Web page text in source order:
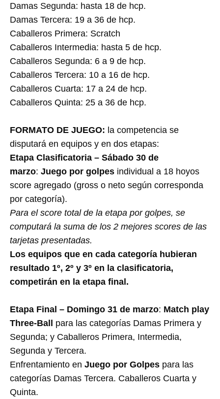
Damas Segunda: hasta 18 de hcp.
Damas Tercera: 19 a 36 de hcp.
Caballeros Primera: Scratch
Caballeros Intermedia: hasta 5 de hcp.
Caballeros Segunda: 6 a 9 de hcp.
Caballeros Tercera: 10 a 16 de hcp.
Caballeros Cuarta: 17 a 24 de hcp.
Caballeros Quinta: 25 a 36 de hcp.
FORMATO DE JUEGO: la competencia se
disputará en equipos y en dos etapas:
Etapa Clasificatoria – Sábado 30 de
marzo: Juego por golpes individual a 18 hoyos
score agregado (gross o neto según corresponda
por categoría).
Para el score total de la etapa por golpes, se
computará la suma de los 2 mejores scores de las
tarjetas presentadas.
Los equipos que en cada categoría hubieran
resultado 1º, 2º y 3º en la clasificatoria,
competirán en la etapa final.
Etapa Final – Domingo 31 de marzo: Match play
Three-Ball para las categorías Damas Primera y
Segunda; y Caballeros Primera, Intermedia,
Segunda y Tercera.
Enfrentamiento en Juego por Golpes para las
categorías Damas Tercera. Caballeros Cuarta y
Quinta.